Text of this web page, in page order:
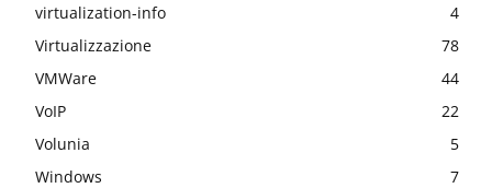
virtualization-info
4
Virtualizzazione
78
VMWare
44
VoIP
22
Volunia
5
Windows
7